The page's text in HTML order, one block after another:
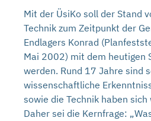
Mit der ÜsiKo soll der Stand
Technik zum Zeitpunkt der
Endlagers Konrad
Mai 2002) mit dem heutigen
werden. Rund 17 Jahre sind
wissenschaftliche
sowie die Technik haben
Daher sei die Kernfrage: